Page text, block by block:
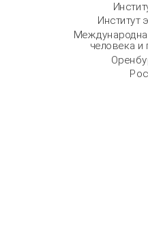
Институт
человека